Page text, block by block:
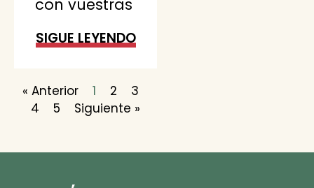
con vuestras
SIGUE LEYENDO
« Anterior 1 2
3
4
5 Siguiente »